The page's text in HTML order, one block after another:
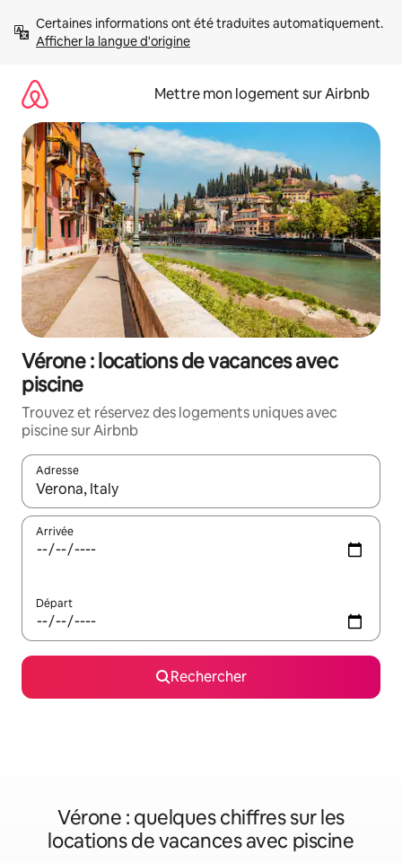
directement
Afficher la langue d'origine
Mettre mon logement sur Airbnb
Vérone : locations de vacances avec
piscine
Trouvez et réservez des logements uniques avec
piscine sur Airbnb
Adresse
Lorsque les résultats s'affichent, utilisez les flèches vers le
Arrivée
Départ
Rechercher
Vérone : quelques chiffres sur les
locations de vacances avec piscine